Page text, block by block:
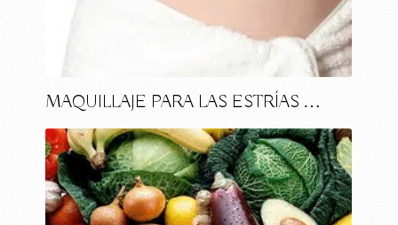
MAQUILLAJE PARA LAS ESTRÍAS …